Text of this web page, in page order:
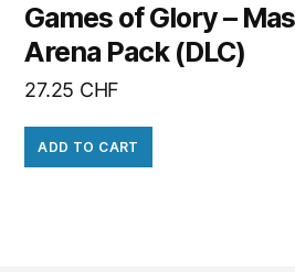
Games of Glory –
Arena Pack (DLC)
27.25 CHF
ADD TO CART